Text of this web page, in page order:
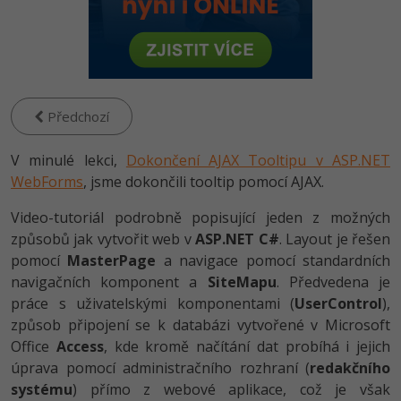
HTML5, CSS3, Bootstrap, SEO
SQL a databáze
Testování a verzování
UML a návrhové vzory
Spring
ASP.NET MVC
Django
Best practices
JavaScript
Python
HTML / CSS
MySQL/MariaDB
MS-SQL
SQLite
Vývojář mobilních aplikací
Specialista na AI a bigdata
C# Game developer
Webdesigner
Tester
Systémový administrátor
Grafik / UX/UI návrhář
3D grafik
Projektový manažer
Databázový analytik
Python -80%
JavaScript -80%
PHP
-80%
Swift -80%
Kotlin -80%
C -80%
VB.NET
SQL
Návrh SW -80%
Předchozí
V minulé lekci, Dokončení AJAX Tooltipu v ASP.NET
WebForms, jsme dokončili tooltip pomocí AJAX.
Video-tutoriál podrobně popisující jeden z možných
způsobů jak vytvořit web vASP.NET C#. Layout je řešen
pomocí MasterPage a navigace pomocí standardních
navigačních komponent a SiteMapu. Předvedena je
práce s uživatelskými komponentami (UserControl),
způsob připojení se k databázi vytvořené v Microsoft
Office Access, kde kromě načítání dat probíhá i jejich
úprava pomocí administračního rozhraní (redakčního
systému) přímo z webové aplikace, což je však